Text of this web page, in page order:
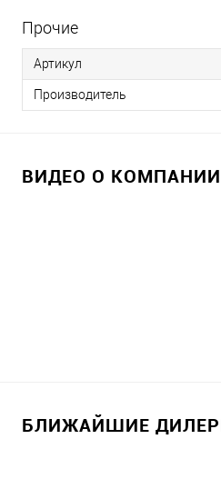
Прочие
Артикул
Производитель
ВИДЕО О КОМПАНИИ
БЛИЖАЙШИЕ